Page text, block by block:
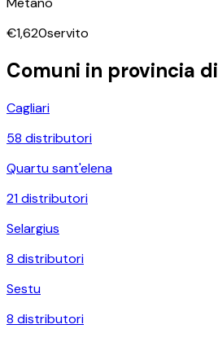
€1,620servito
Comuni in provincia di
Cagliari
58 distributori
Quartu sant'elena
21distributori
Selargius
8 distributori
Sestu
8 distributori